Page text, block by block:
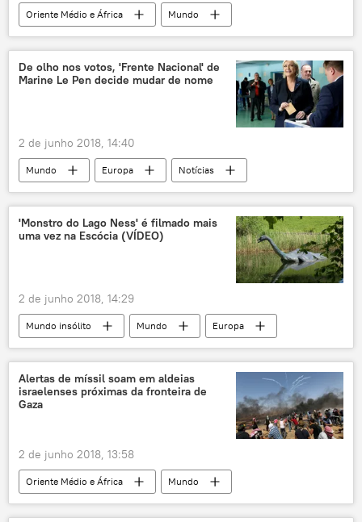
Oriente Médio e África
Mundo
Notícias
Israel
Irã
Colinas de Golã
Jens Stoltenberg
OTAN
cooperação militar
De olho nos votos, 'Frente Nacional' de
Marine Le Pen decide mudar de nome
2 de junho 2018, 14:40
Mundo Europa
Notícias
Marine Le Pen
Jean-Marie Le Pen
RFI
Frente Nacional
Encontro Nacional
conservadorismo
'Monstro do Lago Ness' é filmado mais
uma vez na Escócia (VÍDEO)
2 de junho 2018, 14:29
Mundo insólito Mundo
Europa
Notícias
Sociedade
Escócia
lago Ness
Eoin O'Foadhagain
St. Columba
The Daily Star
Alertas de míssil soam em aldeias
israelenses próximas da fronteira de
Gaza
2 de junho 2018, 13:58
Oriente Médio e África
Mundo
Notícias
Israel
Gaza